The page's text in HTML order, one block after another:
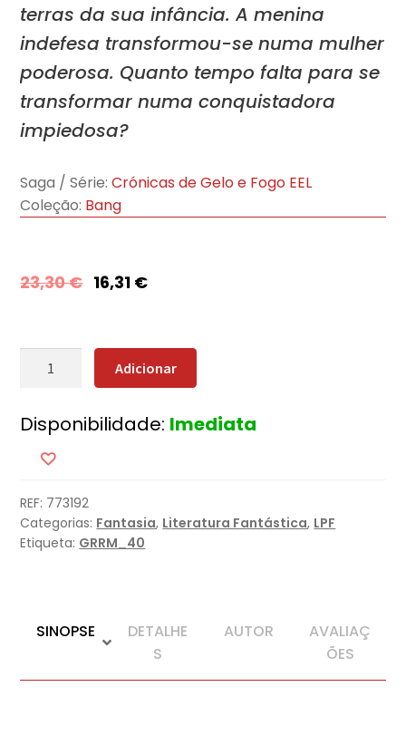
terras da sua infância. A menina
indefesa transformou-se numa mulher
poderosa. Quanto tempo falta para se
transformar numa conquistadora
impiedosa?
Saga / Série: Crónicas de Gelo e Fogo EEL
Coleção: Bang
23,30€ 16,31 €
Quantidade
Tormenta
Espadas
(Edição
especial
limitada)
Adicionar
Disponibilidade: Imediata
REF: 773192
Categorias: Fantasia, Literatura Fantástica, LPF
Etiqueta: GRRM_40
SINOPSE
DETALHE
S
AUTOR
AVALIAÇ
ÕES